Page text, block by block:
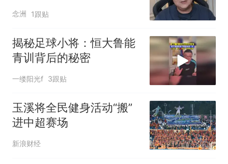
基本功联盟要崩
念洲 1跟贴
揭秘足球小将：恒大鲁能
青训背后的秘密
一缕阳光f 3跟贴
玉溪将全民健身活动“搬”
进中超赛场
新浪财经